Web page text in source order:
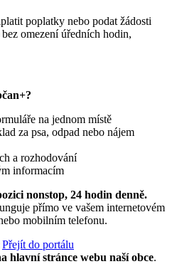
poplatky nebo podat žádosti
omezení úředních hodin,
na jednom místě
za psa, odpad nebo nájem
a rozhodování
informacím
nonstop, 24 hodin denně.
přímo ve vašem internetovém
mobilním telefonu.
Přejít do portálu
hlavní stránce webu naší obce.